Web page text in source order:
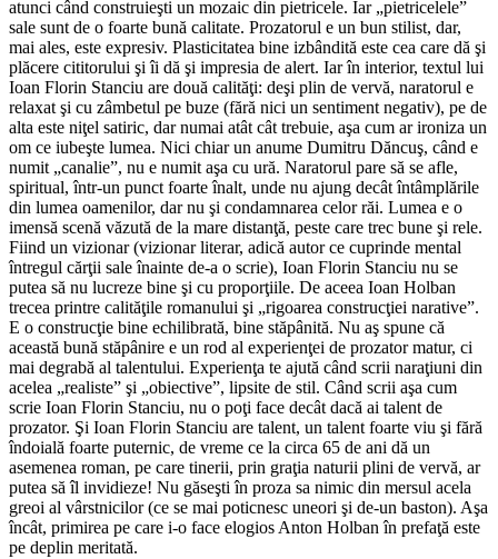
atunci când construieşti un mozaic din pietricele. Iar „pietricelele”
sale sunt de o foarte bună calitate. Prozatorul e un bun stilist, dar,
mai ales, este expresiv. Plasticitatea bine izbândită este cea care dă şi
plăcere cititorului şi îi dă şi impresia de alert. Iar în interior, textul lui
Ioan Florin Stanciu are două calităţi: deşi plin de vervă, naratorul e
relaxat şi cu zâmbetul pe buze (fără nici un sentiment negativ), pe de
alta este niţel satiric, dar numai atât cât trebuie, aşa cum ar ironiza un
om ce iubeşte lumea. Nici chiar un anume Dumitru Dăncuş, când e
numit „canalie”, nu e numit aşa cu ură. Naratorul pare să se afle,
spiritual, într-un punct foarte înalt, unde nu ajung decât întâmplările
din lumea oamenilor, dar nu şi condamnarea celor răi. Lumea e o
imensă scenă văzută de la mare distanţă, peste care trec bune şi rele.
Fiind un vizionar (vizionar literar, adică autor ce cuprinde mental
întregul cărţii sale înainte de-a o scrie), Ioan Florin Stanciu nu se
putea să nu lucreze bine şi cu proporţiile. De aceea Ioan Holban
trecea printre calităţile romanului şi „rigoarea construcţiei narative”.
E o construcţie bine echilibrată, bine stăpânită. Nu aş spune că
această bună stăpânire e un rod al experienţei de prozator matur, ci
mai degrabă al talentului. Experienţa te ajută când scrii naraţiuni din
acelea „realiste” şi „obiective”, lipsite de stil. Când scrii aşa cum
scrie Ioan Florin Stanciu, nu o poţi face decât dacă ai talent de
prozator. Şi Ioan Florin Stanciu are talent, un talent foarte viu şi fără
îndoială foarte puternic, de vreme ce la circa 65 de ani dă un
asemenea roman, pe care tinerii, prin graţia naturii plini de vervă, ar
putea să îl invidieze! Nu găseşti în proza sa nimic din mersul acela
greoi al vârstnicilor (ce se mai poticnesc uneori şi de-un baston). Aşa
încât, primirea pe care i-o face elogios Anton Holban în prefaţă este
pe deplin meritată.